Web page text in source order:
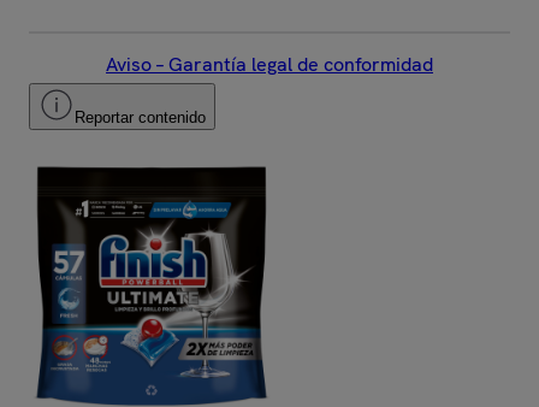
Aviso – Garantía legal de conformidad
Reportar contenido